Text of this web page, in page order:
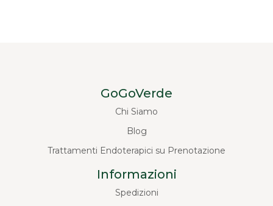
GoGoVerde
Chi Siamo
Blog
Trattamenti Endoterapici su Prenotazione
Informazioni
Spedizioni